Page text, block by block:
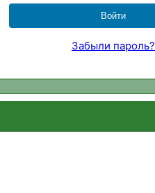
Забыли пароль?